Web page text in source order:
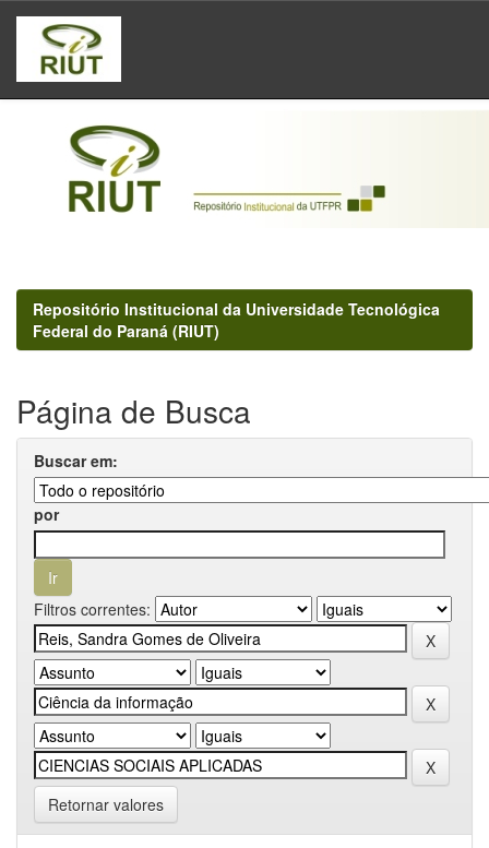
Skip
navigation
Repositório Institucional da Universidade Tecnológica
Federal do Paraná (RIUT)
Página de Busca
Buscar em:
por
Filtros correntes:
Retornar valores